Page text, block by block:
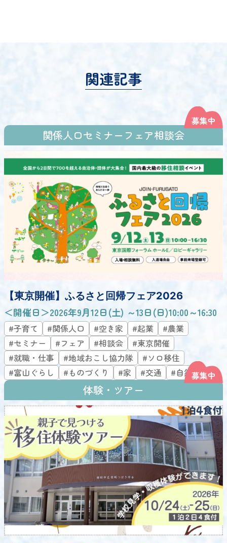
関連記事
関係人口セミナーフェア相談会
【東京開催】ふるさと回帰フェア2026
＜開催日＞2026年9月12日(土) ～13日(日)10:00～16:30
#子育て #関係人口 #空き家 #起業
#農業
#セミナー
#フェア #相談会
#東京開催
#就職・仕事
#地域おこし協力隊
#ソロ移住
#富山ぐらし
#ものづくり #家 #交通 #自然
体験・ツアー